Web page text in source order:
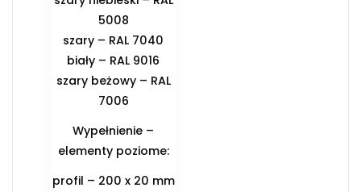
5008
szary – RAL 7040
biały – RAL 9016
szary beżowy – RAL
7006
Wypełnienie –
elementy poziome:
profil – 200 x 20 mm